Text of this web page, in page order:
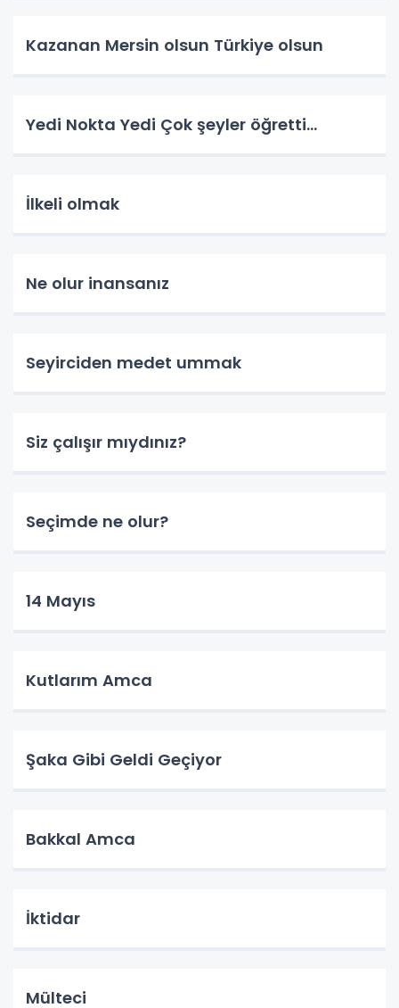
Kazanan Mersin olsun Türkiye olsun
Yedi Nokta Yedi Çok şeyler öğretti…
İlkeli olmak
Ne olur inansanız
Seyirciden medet ummak
Siz çalışır mıydınız?
Seçimde ne olur?
14 Mayıs
Kutlarım Amca
Şaka Gibi Geldi Geçiyor
Bakkal Amca
İktidar
Mülteci